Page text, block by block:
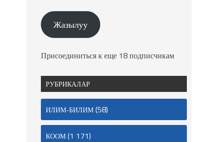
Жазылуу
Присоединиться к еще 18 подписчикам
РУБРИКАЛАР
ИЛИМ-БИЛИМ(58)
КООМ(1 171)